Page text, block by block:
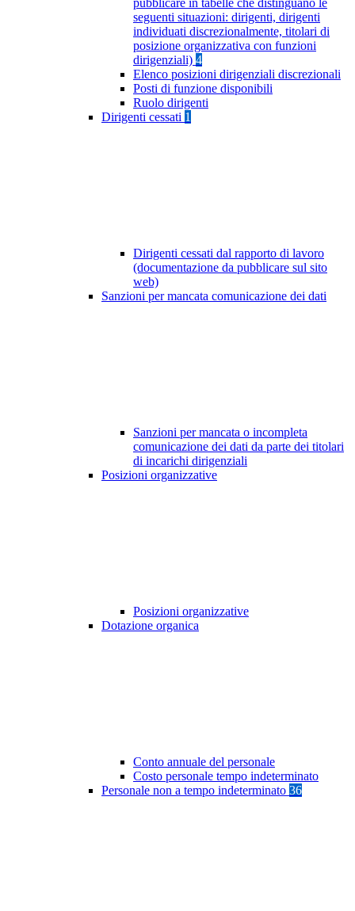
pubblicare in tabelle che distinguano le
seguenti situazioni: dirigenti, dirigenti
individuati discrezionalmente, titolari di
posizione organizzativa con funzioni
dirigenziali) 4
Elenco posizioni dirigenziali discrezionali
Posti di funzione disponibili
Ruolo dirigenti
Dirigenti cessati 1
Dirigenti cessati dal rapporto di lavoro
(documentazione da pubblicare sul sito
web)
Sanzioni per mancata comunicazione dei dati
Sanzioni per mancata o incompleta
comunicazione dei dati da parte dei titolari
di incarichi dirigenziali
Posizioni organizzative
Posizioni organizzative
Dotazione organica
Conto annuale del personale
Costo personale tempo indeterminato
Personale non a tempo indeterminato 36